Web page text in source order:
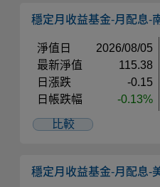
穩定月收益基金-月配息-
淨值日
2026/08/05
最新淨值
115.38
日漲跌
-0.15
日帳跌幅
-0.13%
比較
穩定月收益基金-月配息-